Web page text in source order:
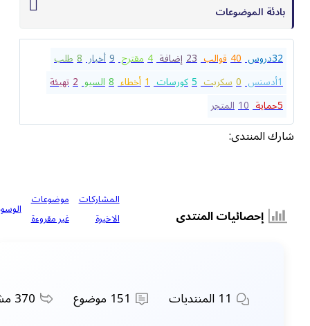
بادئة الموضوعات
32دروس 40قوالب23إضافة4 مقترح 9 أخبار8 طلب
أدسنس 0 سكربت5 كورسات1 أخطاء8 السيو 2 تهيئة
حماية10المتجر
شارك المنتدى:
إحصائيات المنتدى
المشاركات
الاخيرة
موضوعات
غير مقروءة
الوسوم
11 المنتديات 151موضوع 370